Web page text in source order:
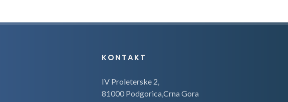
KONTAKT
IV Proleterske 2,
81000 Podgorica,Crna Gora